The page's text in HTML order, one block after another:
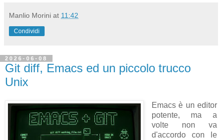
Manlio Morini at 11:42
Condividi
2026-06-08
Git diff, Emacs ed un piccolo trucco
Unix
Emacs è un editor
potente, ma a
volte non va
d'accordo con le